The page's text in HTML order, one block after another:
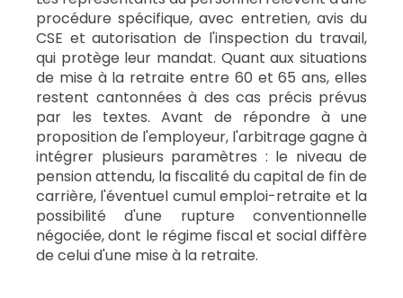
procédure spécifique, avec entretien, avis du
CSE et autorisation de l'inspection du travail,
qui protège leur mandat. Quant aux situations
de mise à la retraite entre 60 et 65 ans, elles
restent cantonnées à des cas précis prévus
par les textes. Avant de répondre à une
proposition de l'employeur, l'arbitrage gagne à
intégrer plusieurs paramètres : le niveau de
pension attendu, la fiscalité du capital de fin de
carrière, l'éventuel cumul emploi-retraite et la
possibilité d'une rupture conventionnelle
négociée, dont le régime fiscal et social diffère
de celui d'une mise à la retraite.